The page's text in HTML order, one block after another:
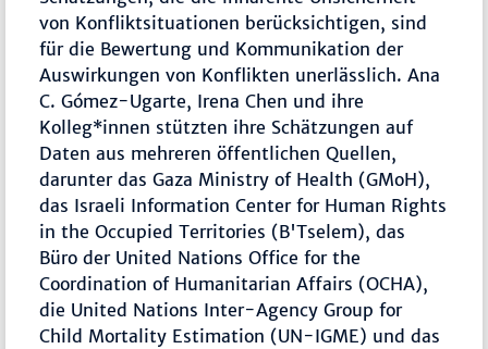
von Konfliktsituationen berücksichtigen, sind
für die Bewertung und Kommunikation der
Auswirkungen von Konflikten unerlässlich. Ana
C. Gómez-Ugarte, Irena Chen und ihre
Kolleg*innen stützten ihre Schätzungen auf
Daten aus mehreren öffentlichen Quellen,
darunter das Gaza Ministry of Health (GMoH),
das Israeli Information Center for Human Rights
in the Occupied Territories (B'Tselem), das
Büro der United Nations Office for the
Coordination of Humanitarian Affairs (OCHA),
die United Nations Inter-Agency Group for
Child Mortality Estimation (UN-IGME) und das